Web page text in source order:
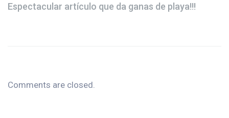
Espectacular artículo que da ganas de playa!!!
Comments are closed.